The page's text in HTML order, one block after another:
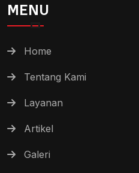
MENU
Home
Tentang Kami
Layanan
Artikel
Galeri